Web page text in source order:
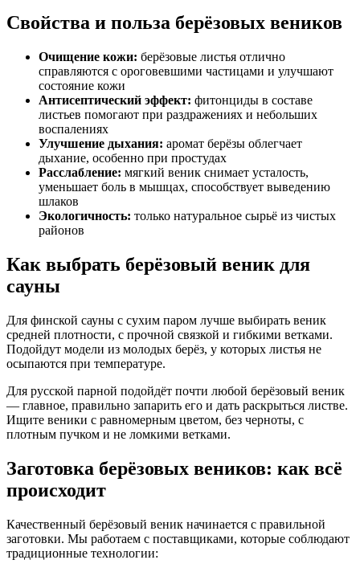
Свойства и польза берёзовых веников
Очищение кожи: берёзовые листья отлично
справляются с ороговевшими частицами и улучшают
состояние кожи
Антисептический эффект: фитонциды в составе
листьев помогают при раздражениях и небольших
воспалениях
Улучшение дыхания: аромат берёзы облегчает
дыхание, особенно при простудах
Расслабление: мягкий веник снимает усталость,
уменьшает боль в мышцах, способствует выведению
шлаков
Экологичность: только натуральное сырьё из чистых
районов
Как выбрать берёзовый веник для
сауны
Для финской сауны с сухим паром лучше выбирать веник
средней плотности, с прочной связкой и гибкими ветками.
Подойдут модели из молодых берёз, у которых листья не
осыпаются при температуре.
Для русской парной подойдёт почти любой берёзовый веник
— главное, правильно запарить его и дать раскрыться листве.
Ищите веники с равномерным цветом, без черноты, с
плотным пучком и не ломкими ветками.
Заготовка берёзовых веников: как всё
происходит
Качественный берёзовый веник начинается с правильной
заготовки. Мы работаем с поставщиками, которые соблюдают
традиционные технологии: